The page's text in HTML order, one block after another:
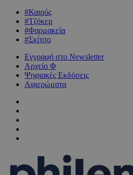
#Καιρός
#Τζόκερ
#Φαρμακεία
#Σκίτσο
Εγγραφή στο Newsletter
Αρχείο Φ
Ψηφιακές Εκδόσεις
Αφιερώματα